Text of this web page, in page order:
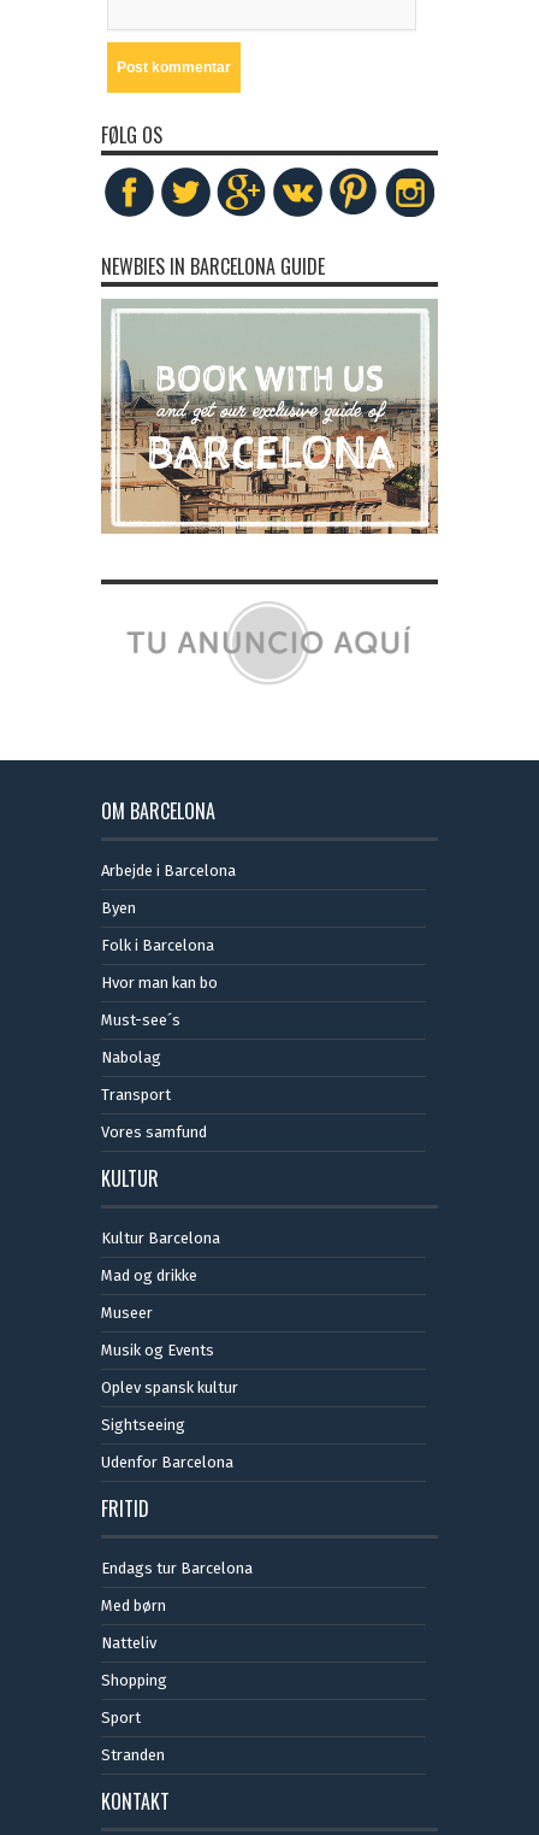
FØLG OS
NEWBIES IN BARCELONA GUIDE
OM BARCELONA
Arbejde i Barcelona
Byen
Folk i Barcelona
Hvor man kan bo
Must-see´s
Nabolag
Transport
Vores samfund
KULTUR
Kultur Barcelona
Mad og drikke
Museer
Musik og Events
Oplev spansk kultur
Sightseeing
Udenfor Barcelona
FRITID
Endags tur Barcelona
Med børn
Natteliv
Shopping
Sport
Stranden
KONTAKT